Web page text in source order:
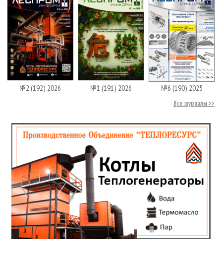
№2 (192) 2026 №1 (191) 2026 №6 (190) 2025
Все журналы